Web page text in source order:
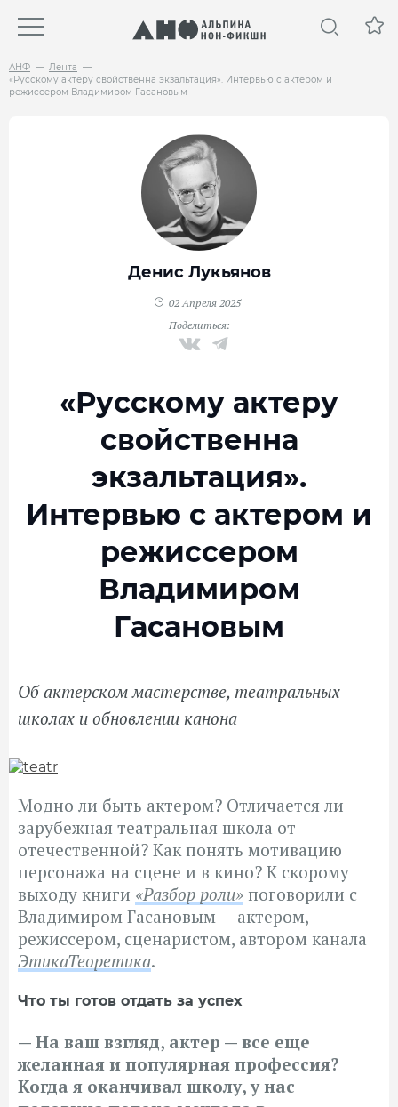
АНФ
Лента
«Русскому актеру свойственна экзальтация». Интервью с актером и
режиссером Владимиром Гасановым
Денис Лукьянов
02 Апреля 2025
Поделиться:
«Русскому актеру
свойственна
экзальтация».
Интервью с актером и
режиссером
Владимиром
Гасановым
Об актерском мастерстве, театральных
школах и обновлении канона
Модно ли быть актером? Отличается ли
зарубежная театральная школа от
отечественной? Как понять мотивацию
персонажа на сцене и в кино? К скорому
выходу книги «Разбор роли» поговорили с
Владимиром Гасановым — актером,
режиссером, сценаристом, автором канала
ЭтикаТеоретика.
Что ты готов отдать за успех
— На ваш взгляд, актер — все еще
желанная и популярная профессия?
Когда я оканчивал школу, у нас